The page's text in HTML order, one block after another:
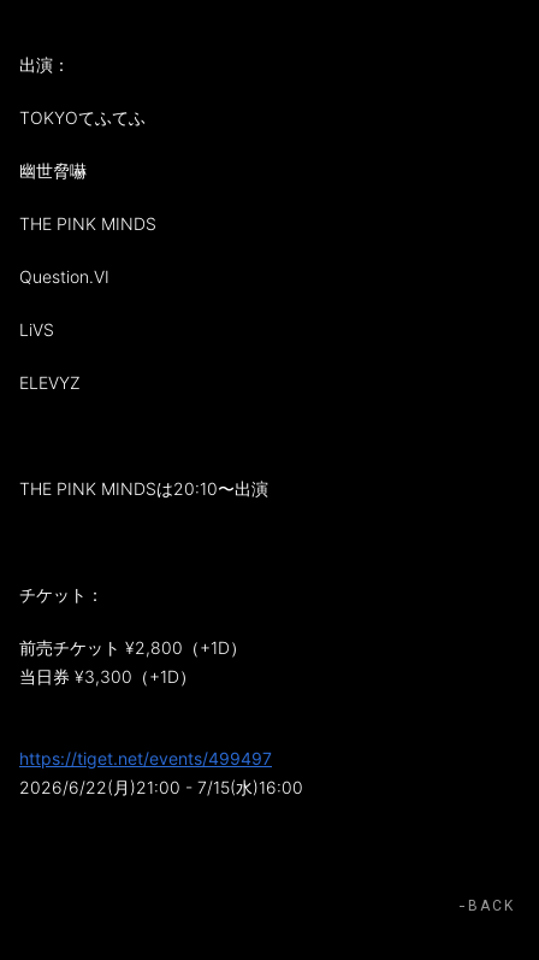
出演：
TOKYOてふてふ
幽世脅嚇
THE PINK MINDS
Question.VI
LiVS
ELEVYZ
THE PINK MINDSは20:10〜出演
チケット：
前売チケット ¥2,800（+1D）
当日券 ¥3,300（+1D）
https://tiget.net/events/499497
2026/6/22(月)21:00 - 7/15(水)16:00
BACK